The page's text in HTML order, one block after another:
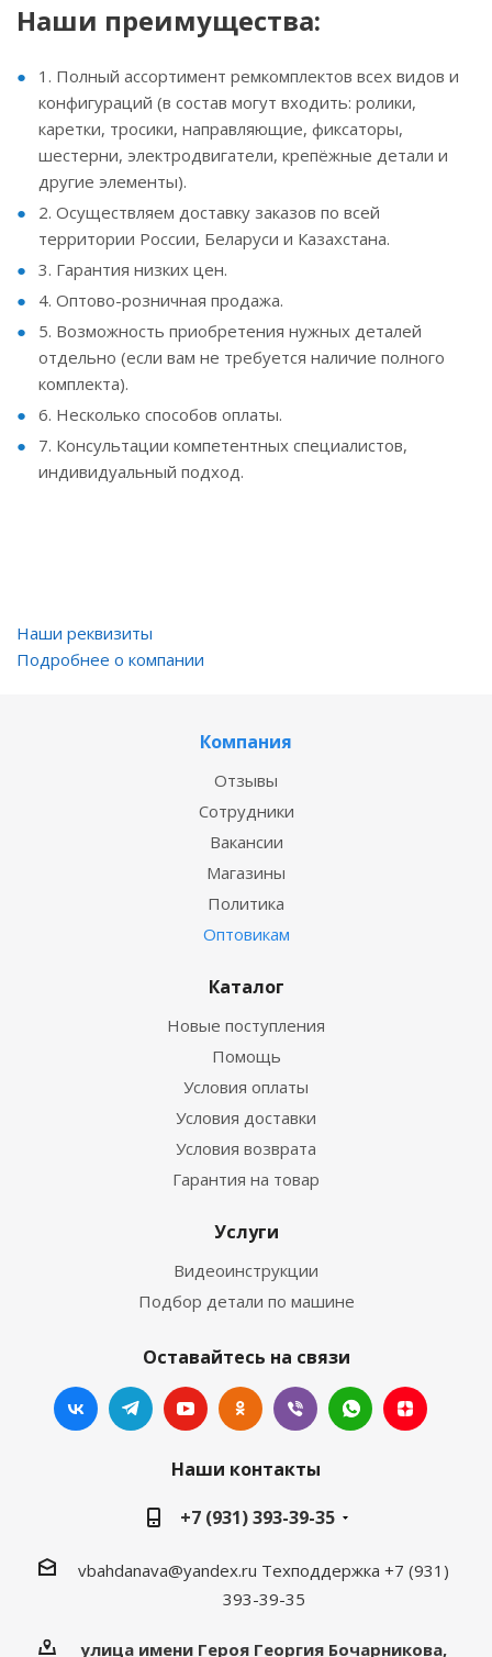
Наши преимущества:
1. Полный ассортимент ремкомплектов всех видов и
конфигураций (в состав могут входить: ролики,
каретки, тросики, направляющие, фиксаторы,
шестерни, электродвигатели, крепёжные детали и
другие элементы).
2. Осуществляем доставку заказов по всей
территории России, Беларуси и Казахстана.
3. Гарантия низких цен.
4. Оптово-розничная продажа.
5. Возможность приобретения нужных деталей
отдельно (если вам не требуется наличие полного
комплекта).
6. Несколько способов оплаты.
7. Консультации компетентных специалистов,
индивидуальный подход.
Наши реквизиты
Подробнее о компании
Компания
Отзывы
Сотрудники
Вакансии
Магазины
Политика
Оптовикам
Каталог
Новые поступления
Помощь
Условия оплаты
Условия доставки
Условия возврата
Гарантия на товар
Услуги
Видеоинструкции
Подбор детали по машине
Оставайтесь на связи
Наши контакты
+7 (931) 393-39-35
vbahdanava@yandex.ru Техподдержка +7 (931)
393-39-35
улица имени Героя Георгия Бочарникова,